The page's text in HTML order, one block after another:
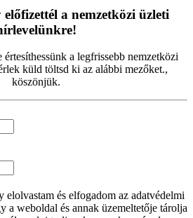
a nemzetközi üzleti
a legfrissebb nemzetközi
küld töltsd ki az alábbi mezőket.,
köszönjük.
elolvastam és elfogadom az adatvédelmi
a weboldal és annak üzemeltetője tárolja